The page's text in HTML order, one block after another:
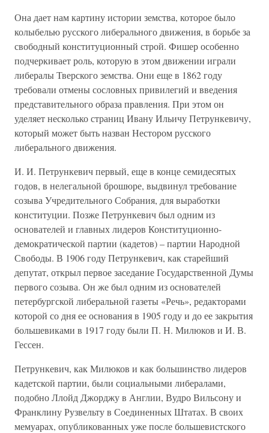
Она дает нам картину истории земства, которое было
колыбелью русского либерального движения, в борьбе за
свободный конституционный строй. Фишер особенно
подчеркивает роль, которую в этом движении играли
либералы Тверского земства. Они еще в 1862 году
требовали отмены сословных привилегий и введения
представительного образа правления. При этом он
уделяет несколько страниц Ивану Ильичу Петрункевичу,
который может быть назван Нестором русского
либерального движения.
И. И. Петрункевич первый, еще в конце семидесятых
годов, в нелегальной брошюре, выдвинул требование
созыва Учредительного Собрания, для выработки
конституции. Позже Петрункевич был одним из
основателей и главных лидеров Конституционно-
демократической партии (кадетов) – партии Народной
Свободы. В 1906 году Петрункевич, как старейший
депутат, открыл первое заседание Государственной Думы
первого созыва. Он же был одним из основателей
петербургской либеральной газеты «Речь», редакторами
которой со дня ее основания в 1905 году и до ее закрытия
большевиками в 1917 году были П. Н. Милюков и И. В.
Гессен.
Петрункевич, как Милюков и как большинство лидеров
кадетской партии, были социальными либералами,
подобно Ллойд Джорджу в Англии, Вудро Вильсону и
Франклину Рузвельту в Соединенных Штатах. В своих
мемуарах, опубликованных уже после большевистского